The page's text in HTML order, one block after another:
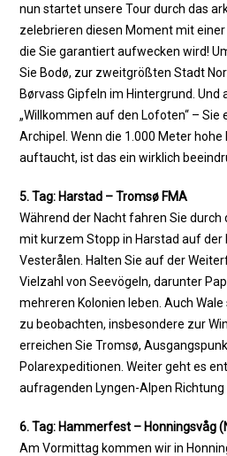
nun startet unsere Tour durch das
zelebrieren diesen Moment mit
die Sie garantiert aufwecken wird!
Sie Bodø, zur zweitgrößten Stadt
Børvass Gipfeln im Hintergrund. Und
„Willkommen auf den Lofoten“ –
Archipel. Wenn die 1.000 Meter
auftaucht, ist das ein wirklich
5. Tag: Harstad – Tromsø FMA
Während der Nacht fahren Sie
mit kurzem Stopp in Harstad auf der
Vesterålen. Halten Sie auf der
Vielzahl von Seevögeln, darunter
mehreren Kolonien leben. Auch
zu beobachten, insbesondere zur
erreichen Sie Tromsø,
Polarexpeditionen. Weiter geht es
aufragenden Lyngen-Alpen Richtung
6. Tag: Hammerfest – Honningsvåg
Am Vormittag kommen wir in